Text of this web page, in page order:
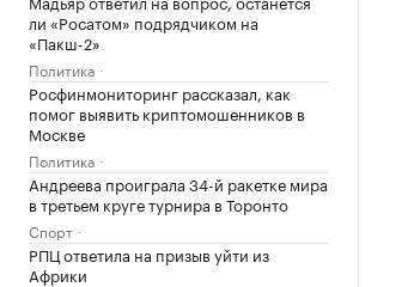
ли «Росатом» подрядчиком на
«Пакш-2»
Политика
Росфинмониторинг рассказал, как
помог выявить криптомошенников в
Москве
Политика
Андреева проиграла 34-й ракетке мира
в третьем круге турнира в Торонто
Спорт
РПЦ ответила на призыв уйти из
Африки